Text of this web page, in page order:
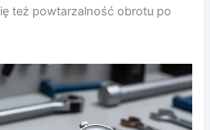
też powtarzalność obrotu po